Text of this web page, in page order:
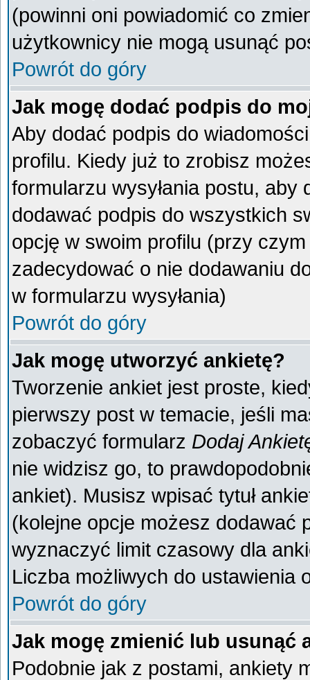
(powinni oni powiadomić co
użytkownicy nie mogą usunąć
Powrót do góry
Jak mogę dodać podpis do
Aby dodać podpis do
profilu. Kiedy już to zrobisz
formularzu wysyłania postu,
dodawać podpis do wszystkich
opcję w swoim profilu (przy
zadecydować o nie dodawaniu
w formularzu wysyłania)
Powrót do góry
Jak mogę utworzyć ankietę?
Tworzenie ankiet jest proste,
pierwszy post w temacie, jeśli
zobaczyć formularz Dodaj
nie widzisz go, to
ankiet). Musisz wpisać tytuł
(kolejne opcje możesz dodawać
wyznaczyć limit czasowy dla
Liczba możliwych do ustawienia
Powrót do góry
Jak mogę zmienić lub usunąć
Podobnie jak z postami, ankiety